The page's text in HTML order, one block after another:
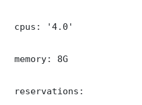
cpus: '4.0'
memory: 8G
reservations: